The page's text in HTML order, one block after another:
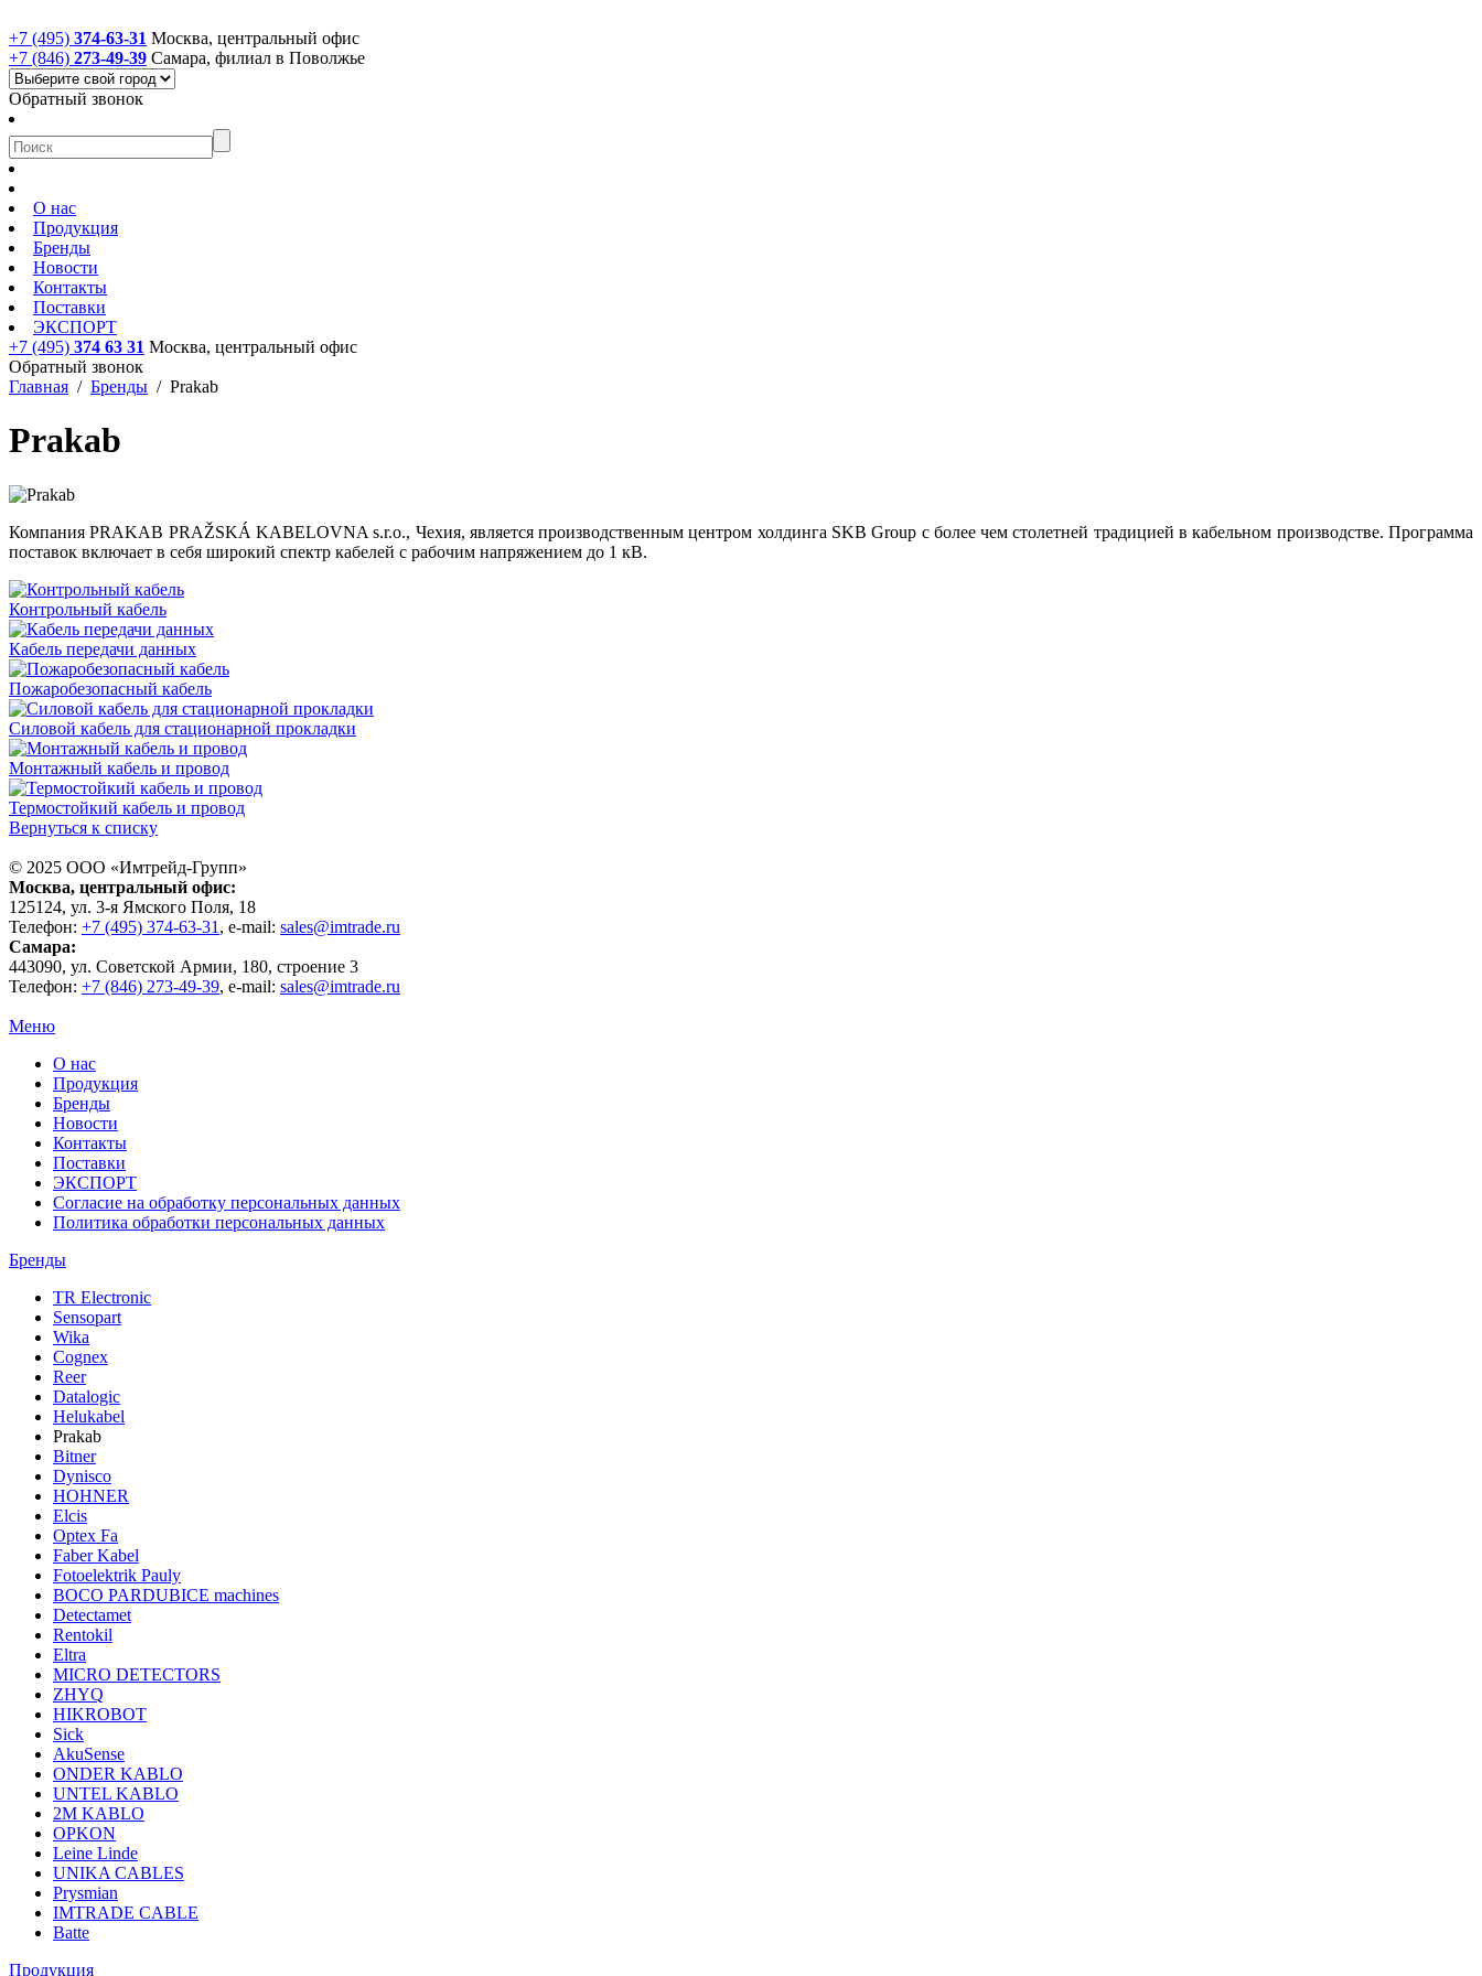
+7 (495) 374-63-31 Москва, центральный офис
+7 (846) 273-49-39 Самара, филиал в Поволжье
Обратный звонок
О нас
Продукция
Бренды
Новости
Контакты
Поставки
ЭКСПОРТ
+7 (495) 374 63 31 Москва, центральный офис
Обратный звонок
Главная / Бренды / Prakab
Prakab
Компания PRAKAB PRAŽSKÁ KABELOVNA s.r.o., Чехия, является производственным центром холдинга SKB Group с более чем столетней традицией в кабельном производстве. Программа
поставок включает в себя широкий спектр кабелей с рабочим напряжением до 1 кВ.
Контрольный кабель
Кабель передачи данных
Пожаробезопасный кабель
Силовой кабель для стационарной прокладки
Монтажный кабель и провод
Термоcтойкий кабель и провод
Вернуться к списку
© 2025 ООО «Имтрейд-Групп»
Москва, центральный офис:
125124, ул. 3-я Ямского Поля, 18
Телефон: +7 (495) 374-63-31 , e-mail: sales@imtrade.ru
Самара:
443090, ул. Советской Армии, 180, строение 3
Телефон: +7 (846) 273-49-39, e-mail: sales@imtrade.ru
Меню
О нас
Продукция
Бренды
Новости
Контакты
Поставки
ЭКСПОРТ
Согласие на обработку персональных данных
Политика обработки персональных данных
Бренды
TR Electronic
Sensopart
Wika
Cognex
Reer
Datalogic
Helukabel
Prakab
Bitner
Dynisco
HOHNER
Elcis
Optex Fa
Faber Kabel
Fotoelektrik Pauly
BOCO PARDUBICE machines
Detectamet
Rentokil
Eltra
MICRO DETECTORS
ZHYQ
HIKROBOT
Sick
AkuSense
ONDER KABLO
UNTEL KABLO
2M KABLO
OPKON
Leine Linde
UNIKA CABLES
Prysmian
IMTRADE CABLE
Batte
Продукция